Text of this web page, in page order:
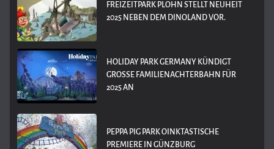
FREIZEITPARK PLOHN STELLT NEUHEIT
2025 NEBEN DEM DINOLAND VOR.
HOLIDAY PARK GERMANY KÜNDIGT
GROSSE FAMILIENACHTERBAHN FÜR 2
025 AN
PEPPA PIG PARK OINKTASTISCHE
PREMIERE IN GÜNZBURG